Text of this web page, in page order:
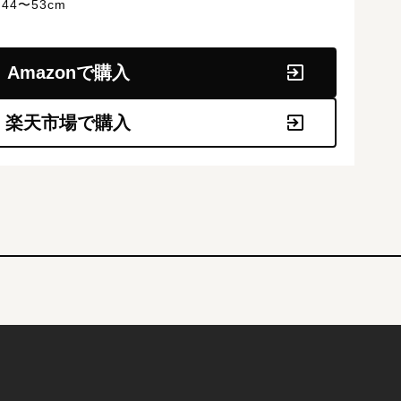
44〜53cm
Amazonで購入
楽天市場で購入